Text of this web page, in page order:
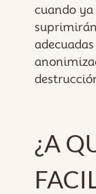
cuando
¿A